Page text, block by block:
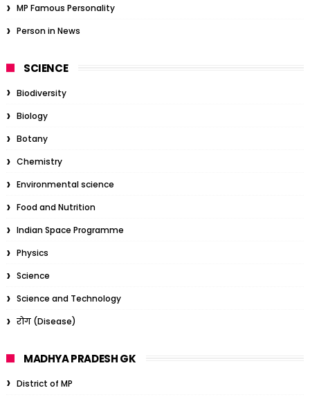
MP Famous Personality
Person in News
SCIENCE
Biodiversity
Biology
Botany
Chemistry
Environmental science
Food and Nutrition
Indian Space Programme
Physics
Science
Science and Technology
रोग (Disease)
MADHYA PRADESH GK
District of MP